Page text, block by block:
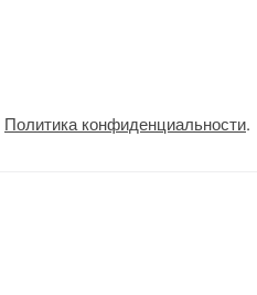
Политика конфиденциальности.